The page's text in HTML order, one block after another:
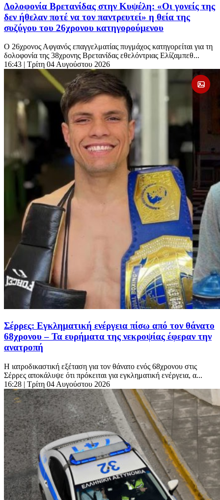
Δολοφονία Βρετανίδας στην Κυψέλη: «Οι γονείς της
δεν ήθελαν ποτέ να τον παντρευτεί» η θεία της
συζύγου του 26χρονου κατηγορούμενου
Ο 26χρονος Αφγανός επαγγελματίας πυγμάχος κατηγορείται για τη
δολοφονία της 38χρονης Βρετανίδας εθελόντριας Ελίζαμπεθ...
16:43 | Τρίτη 04 Αυγούστου 2026
Σέρρες: Εγκληματική ενέργεια πίσω από τον θάνατο
68χρονου – Τα ευρήματα της νεκροψίας έφεραν την
ανατροπή
Η ιατροδικαστική εξέταση για τον θάνατο ενός 68χρονου στις
Σέρρες αποκάλυψε ότι πρόκειται για εγκληματική ενέργεια, α...
16:28 | Τρίτη 04 Αυγούστου 2026